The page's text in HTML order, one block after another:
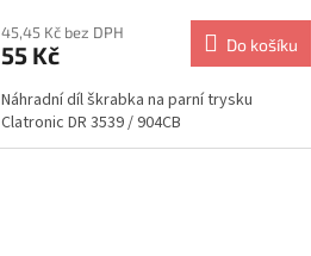
45,45 Kč bez DPH
55 Kč Do košíku
Náhradní díl škrabka na parní trysku
Clatronic DR 3539 / 904CB